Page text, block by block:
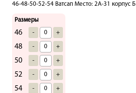
46-48-50-52-54 Ватсап Место: 2А-31 корпус Б
Размеры
46 - +
48 - +
50 - +
52 - +
54 - +